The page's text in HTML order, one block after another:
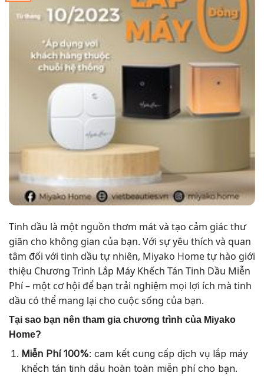
Tinh dầu là một nguồn thơm mát và tạo cảm giác thư
giãn cho không gian của bạn. Với sự yêu thích và quan
tâm đối với tinh dầu tự nhiên, Miyako Home tự hào giới
thiệu Chương Trình Lắp Máy Khếch Tán Tinh Dầu Miễn
Phí – một cơ hội để bạn trải nghiệm mọi lợi ích mà tinh
dầu có thể mang lại cho cuộc sống của bạn.
Tại sao bạn nên tham gia chương trình của Miyako
Home?
Miễn Phí 100%: cam kết cung cấp dịch vụ lắp máy
khếch tán tinh dầu hoàn toàn miễn phí cho bạn.